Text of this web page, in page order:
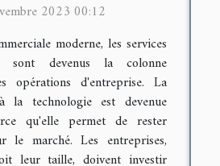
2023 00:12
moderne, les services
sont devenus la colonne
opérations d'entreprise. La
la technologie est devenue
qu'elle permet de rester
le marché. Les entreprises,
leur taille, doivent investir